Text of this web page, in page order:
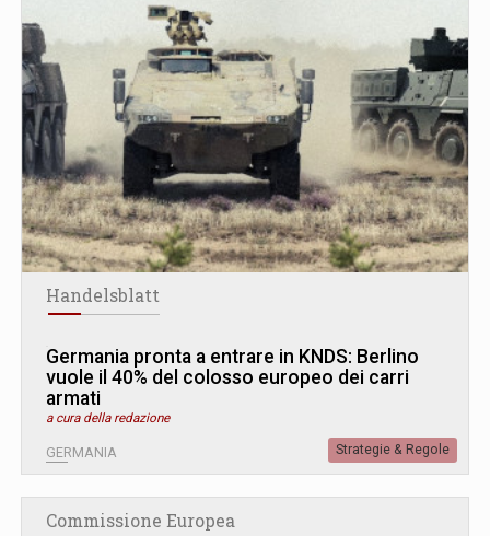
Handelsblatt
Germania pronta a entrare in KNDS: Berlino
vuole il 40% del colosso europeo dei carri
armati
a cura della redazione
GERMANIA Strategie & Regole
Commissione Europea